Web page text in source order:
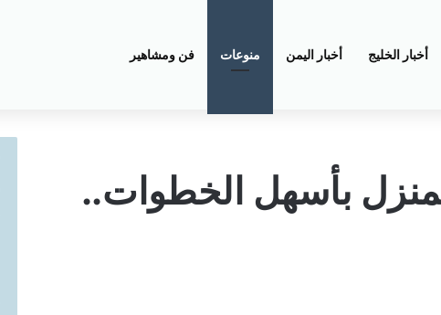
أخبار الخليج أخبار اليمن منوعات فن ومشاهير
بأسهل الخطوات..